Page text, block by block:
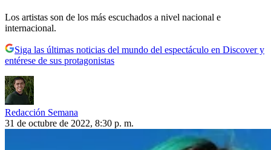
Los artistas son de los más escuchados a nivel nacional e
internacional.
Siga las últimas noticias del mundo del espectáculo en Discover y
entérese de sus protagonistas
Redacción Semana
31 de octubre de 2022, 8:30 p. m.